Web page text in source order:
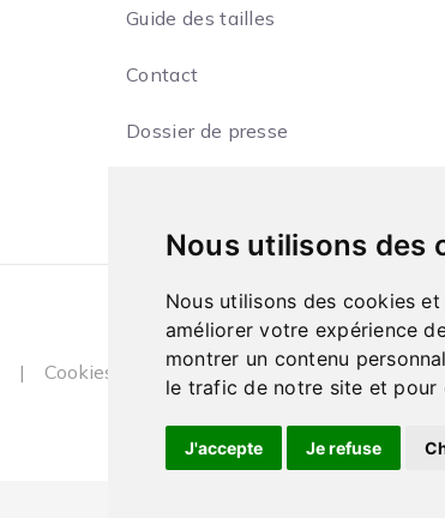
Nous utilisons des
Nous utilisons des cookies
améliorer votre expérience
montrer un contenu
le trafic de notre site et pour
J'accepte Je refuse
Guide des tailles
Contact
Dossier de presse
| Cookies